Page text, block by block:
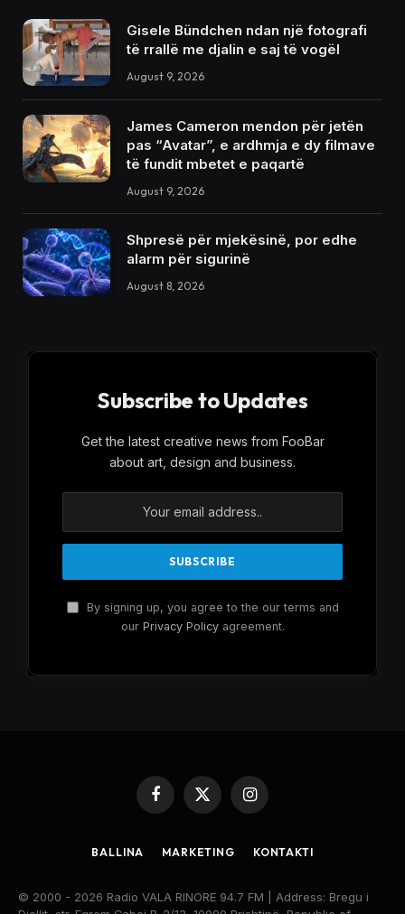
Gisele Bündchen ndan një fotografi
të rrallë me djalin e saj të vogël
August 9, 2026
James Cameron mendon për jetën
pas “Avatar”, e ardhmja e dy filmave
të fundit mbetet e paqartë
August 9, 2026
Shpresë për mjekësinë, por edhe
alarm për sigurinë
August 8, 2026
Subscribe to Updates
Get the latest creative news from FooBar
about art, design and business.
By signing up, you agree to the our terms and
our Privacy Policyagreement.
Facebook
X
(Twitter)
Instagram
BALLINA MARKETING KONTAKTI
© 2000 - 2026 Radio VALA RINORE 94.7 FM | Address: Bregu i